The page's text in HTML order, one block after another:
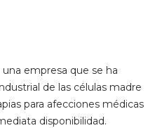
empresa que se ha
de las células madre
para afecciones médicas
disponibilidad.